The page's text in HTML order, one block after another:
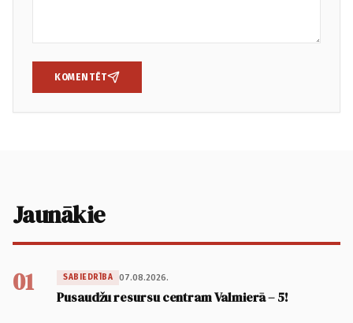
KOMENTĒT
Jaunākie
01 SABIEDRĪBA 07.08.2026.
Pusaudžu resursu centram Valmierā – 5!